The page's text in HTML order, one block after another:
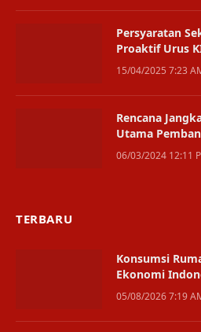
Persyaratan
Proaktif Urus
15/04/2025 7:23
Rencana
Utama
Tahun 2025-
06/03/2024 12:11
TERBARU
Konsumsi
Ekonomi
05/08/2026 7:19